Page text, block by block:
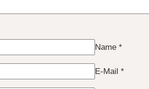
Name *
E-Mail *